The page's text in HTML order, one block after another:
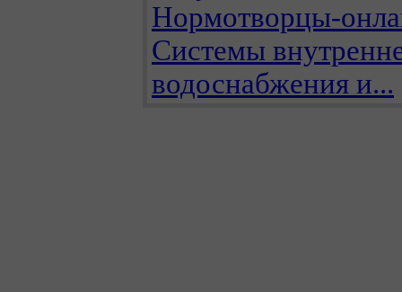
Нормотворцы-
Системы
водоснабжения и...